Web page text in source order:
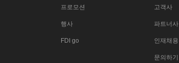
프로모션
행사
FDI go
고객사
파트너사
인재채용
문의하기